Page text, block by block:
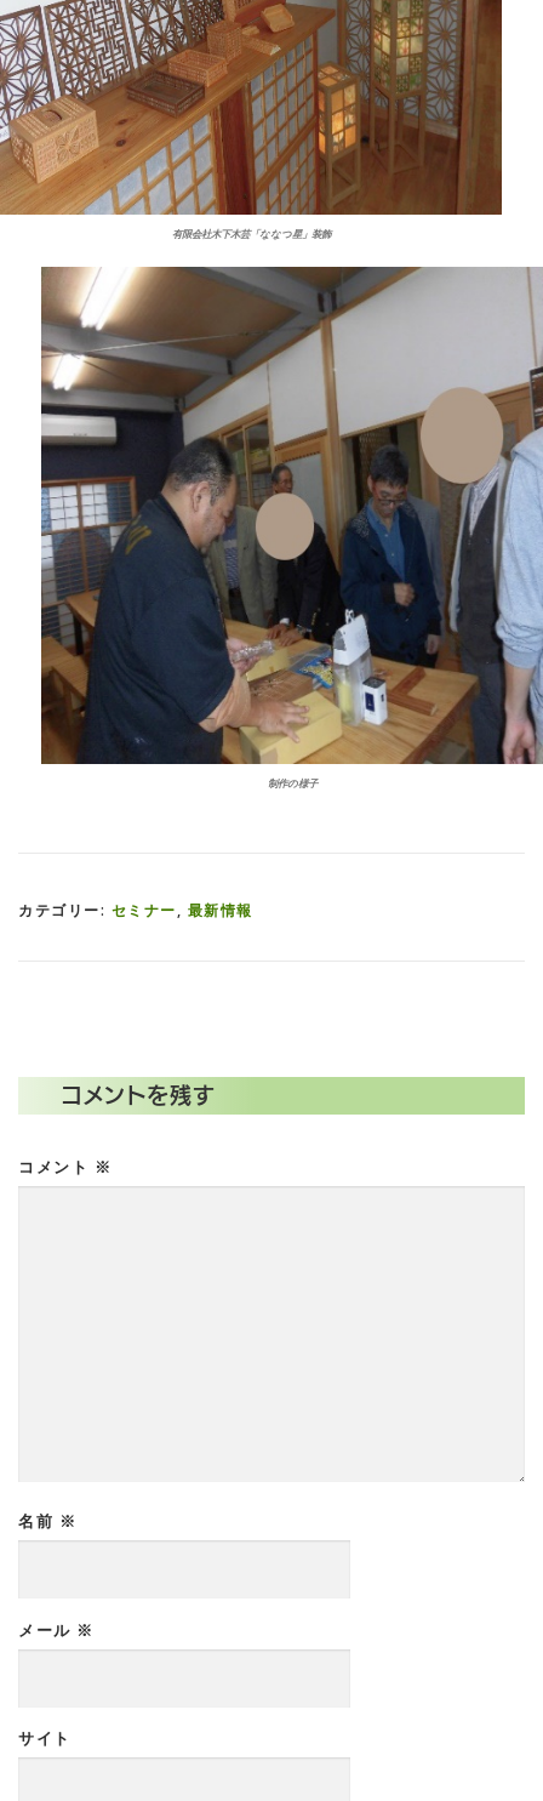
有限会社木下木芸「ななつ星」装飾
制作の様子
カテゴリー: セミナー, 最新情報
コメントを残す
コメント ※
名前 ※
メール ※
サイト